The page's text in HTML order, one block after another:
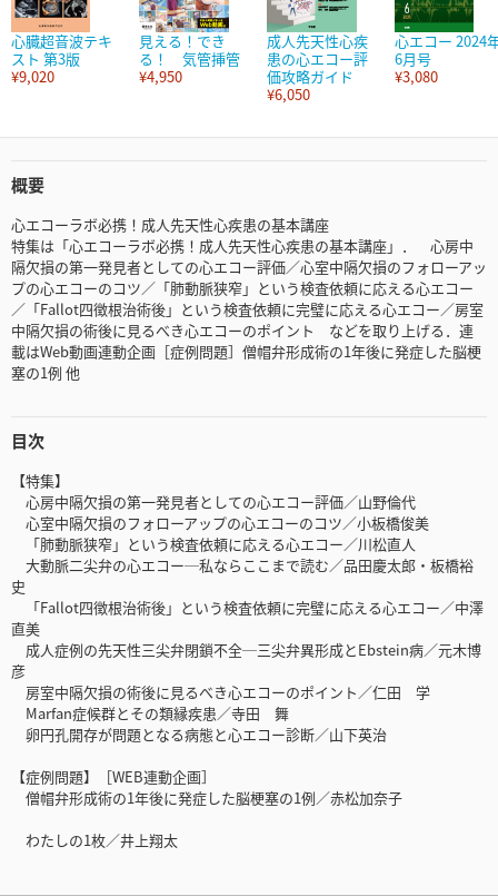
心臓超音波テキ
スト 第3版
¥9,020
見える！でき
る！ 気管挿管
¥4,950
成人先天性心疾
患の心エコー評
価攻略ガイド
¥6,050
心エコー 2024
6月号
¥3,080
概要
心エコーラボ必携！成人先天性心疾患の基本講座
特集は「心エコーラボ必携！成人先天性心疾患の基本講座」． 心房中
隔欠損の第一発見者としての心エコー評価／心室中隔欠損のフォローアッ
プの心エコーのコツ／「肺動脈狭窄」という検査依頼に応える心エコー
／「Fallot四徴根治術後」という検査依頼に完璧に応える心エコー／房室
中隔欠損の術後に見るべき心エコーのポイント などを取り上げる．連
載はWeb動画連動企画［症例問題］僧帽弁形成術の1年後に発症した脳梗
塞の1例 他
目次
【特集】
心房中隔欠損の第一発見者としての心エコー評価／山野倫代
心室中隔欠損のフォローアップの心エコーのコツ／小板橋俊美
「肺動脈狭窄」という検査依頼に応える心エコー／川松直人
大動脈二尖弁の心エコー─私ならここまで読む／品田慶太郎・板橋裕
史
「Fallot四徴根治術後」という検査依頼に完璧に応える心エコー／中澤
直美
成人症例の先天性三尖弁閉鎖不全─三尖弁異形成とEbstein病／元木博
彦
房室中隔欠損の術後に見るべき心エコーのポイント／仁田 学
Marfan症候群とその類縁疾患／寺田 舞
卵円孔開存が問題となる病態と心エコー診断／山下英治
【症例問題】［WEB連動企画］
僧帽弁形成術の1年後に発症した脳梗塞の1例／赤松加奈子
わたしの1枚／井上翔太